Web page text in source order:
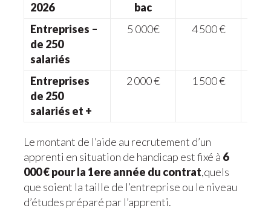
2026
bac
Entreprises –
de 250
salariés
5 000€ 4 500 €
Entreprises
de 250
salariés et +
2 000 € 1 500 €
Le montant de l’aide au recrutement d’un
apprenti en situation de handicap est fixé à 6
000 € pour la 1ere année du contrat,quels
que soient la taille de l’entreprise ou le niveau
d’études préparé par l’apprenti.